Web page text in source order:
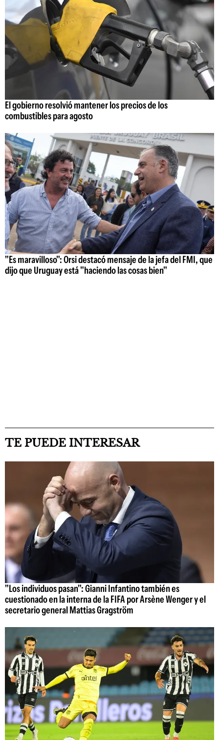
El gobierno resolvió mantener los precios de los
combustibles para agosto
"Es maravilloso": Orsi destacó mensaje de la jefa del FMI, que
dijo que Uruguay está "haciendo las cosas bien"
TE PUEDE INTERESAR
"Los individuos pasan": Gianni Infantino también es
cuestionado en la interna de la FIFA por Arsène Wenger y el
secretario general Mattias Gragström